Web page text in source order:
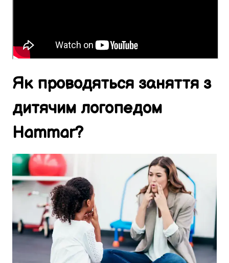
Як проводяться заняття з
дитячим логопедом
Hammar?